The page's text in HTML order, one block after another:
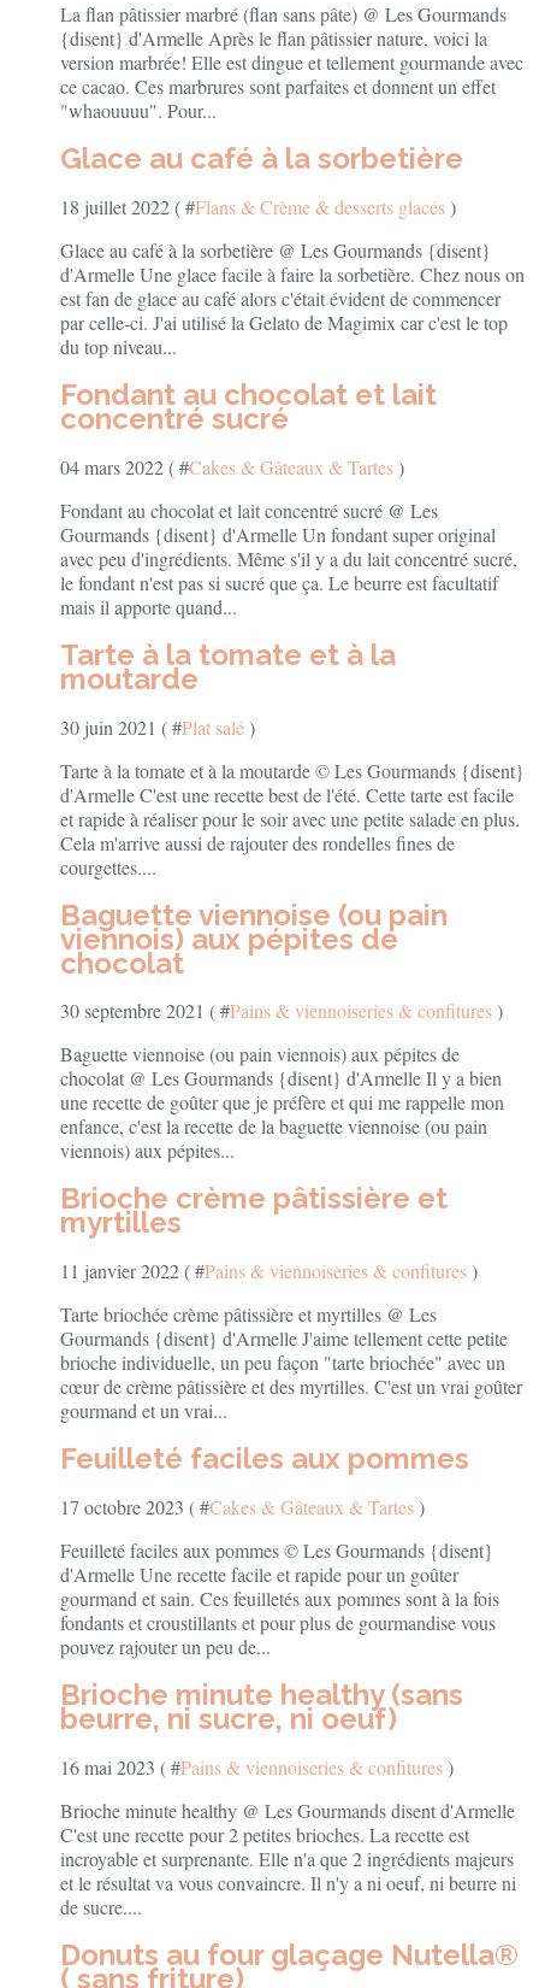
La flan pâtissier marbré (flan sans pâte) @ Les Gourmands
{disent} d'Armelle Après le flan pâtissier nature, voici la
version marbrée! Elle est dingue et tellement gourmande avec
ce cacao. Ces marbrures sont parfaites et donnent un effet
"whaouuuu". Pour...
Glace au café à la sorbetière
18 juillet 2022 ( #Flans & Crème & desserts glacés)
Glace au café à la sorbetière @ Les Gourmands {disent}
d'Armelle Une glace facile à faire la sorbetière. Chez nous on
est fan de glace au café alors c'était évident de commencer
par celle-ci. J'ai utilisé la Gelato de Magimix car c'est le top
du top niveau...
Fondant au chocolat et lait
concentré sucré
04 mars 2022 ( #Cakes & Gâteaux & Tartes)
Fondant au chocolat et lait concentré sucré @ Les
Gourmands {disent} d'Armelle Un fondant super original
avec peu d'ingrédients. Même s'il y a du lait concentré sucré,
le fondant n'est pas si sucré que ça. Le beurre est facultatif
mais il apporte quand...
Tarte à la tomate et à la
moutarde
30 juin 2021 ( #Plat salé)
Tarte à la tomate et à la moutarde © Les Gourmands {disent}
d'Armelle C'est une recette best de l'été. Cette tarte est facile
et rapide à réaliser pour le soir avec une petite salade en plus.
Cela m'arrive aussi de rajouter des rondelles fines de
courgettes....
Baguette viennoise (ou pain
viennois) aux pépites de
chocolat
30 septembre 2021 ( #Pains & viennoiseries & confitures)
Baguette viennoise (ou pain viennois) aux pépites de
chocolat @ Les Gourmands {disent} d'Armelle Il y a bien
une recette de goûter que je préfère et qui me rappelle mon
enfance, c'est la recette de la baguette viennoise (ou pain
viennois) aux pépites...
Brioche crème pâtissière et
myrtilles
11 janvier 2022 ( #Pains & viennoiseries & confitures)
Tarte briochée crème pâtissière et myrtilles @ Les
Gourmands {disent} d'Armelle J'aime tellement cette petite
brioche individuelle, un peu façon "tarte briochée" avec un
cœur de crème pâtissière et des myrtilles. C'est un vrai goûter
gourmand et un vrai...
Feuilleté faciles aux pommes
17 octobre 2023 ( #Cakes & Gâteaux & Tartes)
Feuilleté faciles aux pommes © Les Gourmands {disent}
d'Armelle Une recette facile et rapide pour un goûter
gourmand et sain. Ces feuilletés aux pommes sont à la fois
fondants et croustillants et pour plus de gourmandise vous
pouvez rajouter un peu de...
Brioche minute healthy (sans
beurre, ni sucre, ni oeuf)
16 mai 2023 ( #Pains & viennoiseries & confitures)
Brioche minute healthy @ Les Gourmands disent d'Armelle
C'est une recette pour 2 petites brioches. La recette est
incroyable et surprenante. Elle n'a que 2 ingrédients majeurs
et le résultat va vous convaincre. Il n'y a ni oeuf, ni beurre ni
de sucre....
Donuts au four glaçage Nutella®
( sans friture)